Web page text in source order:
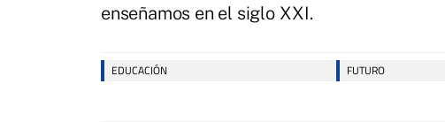
enseñamos en el siglo XXI.
EDUCACIÓN FUTURO